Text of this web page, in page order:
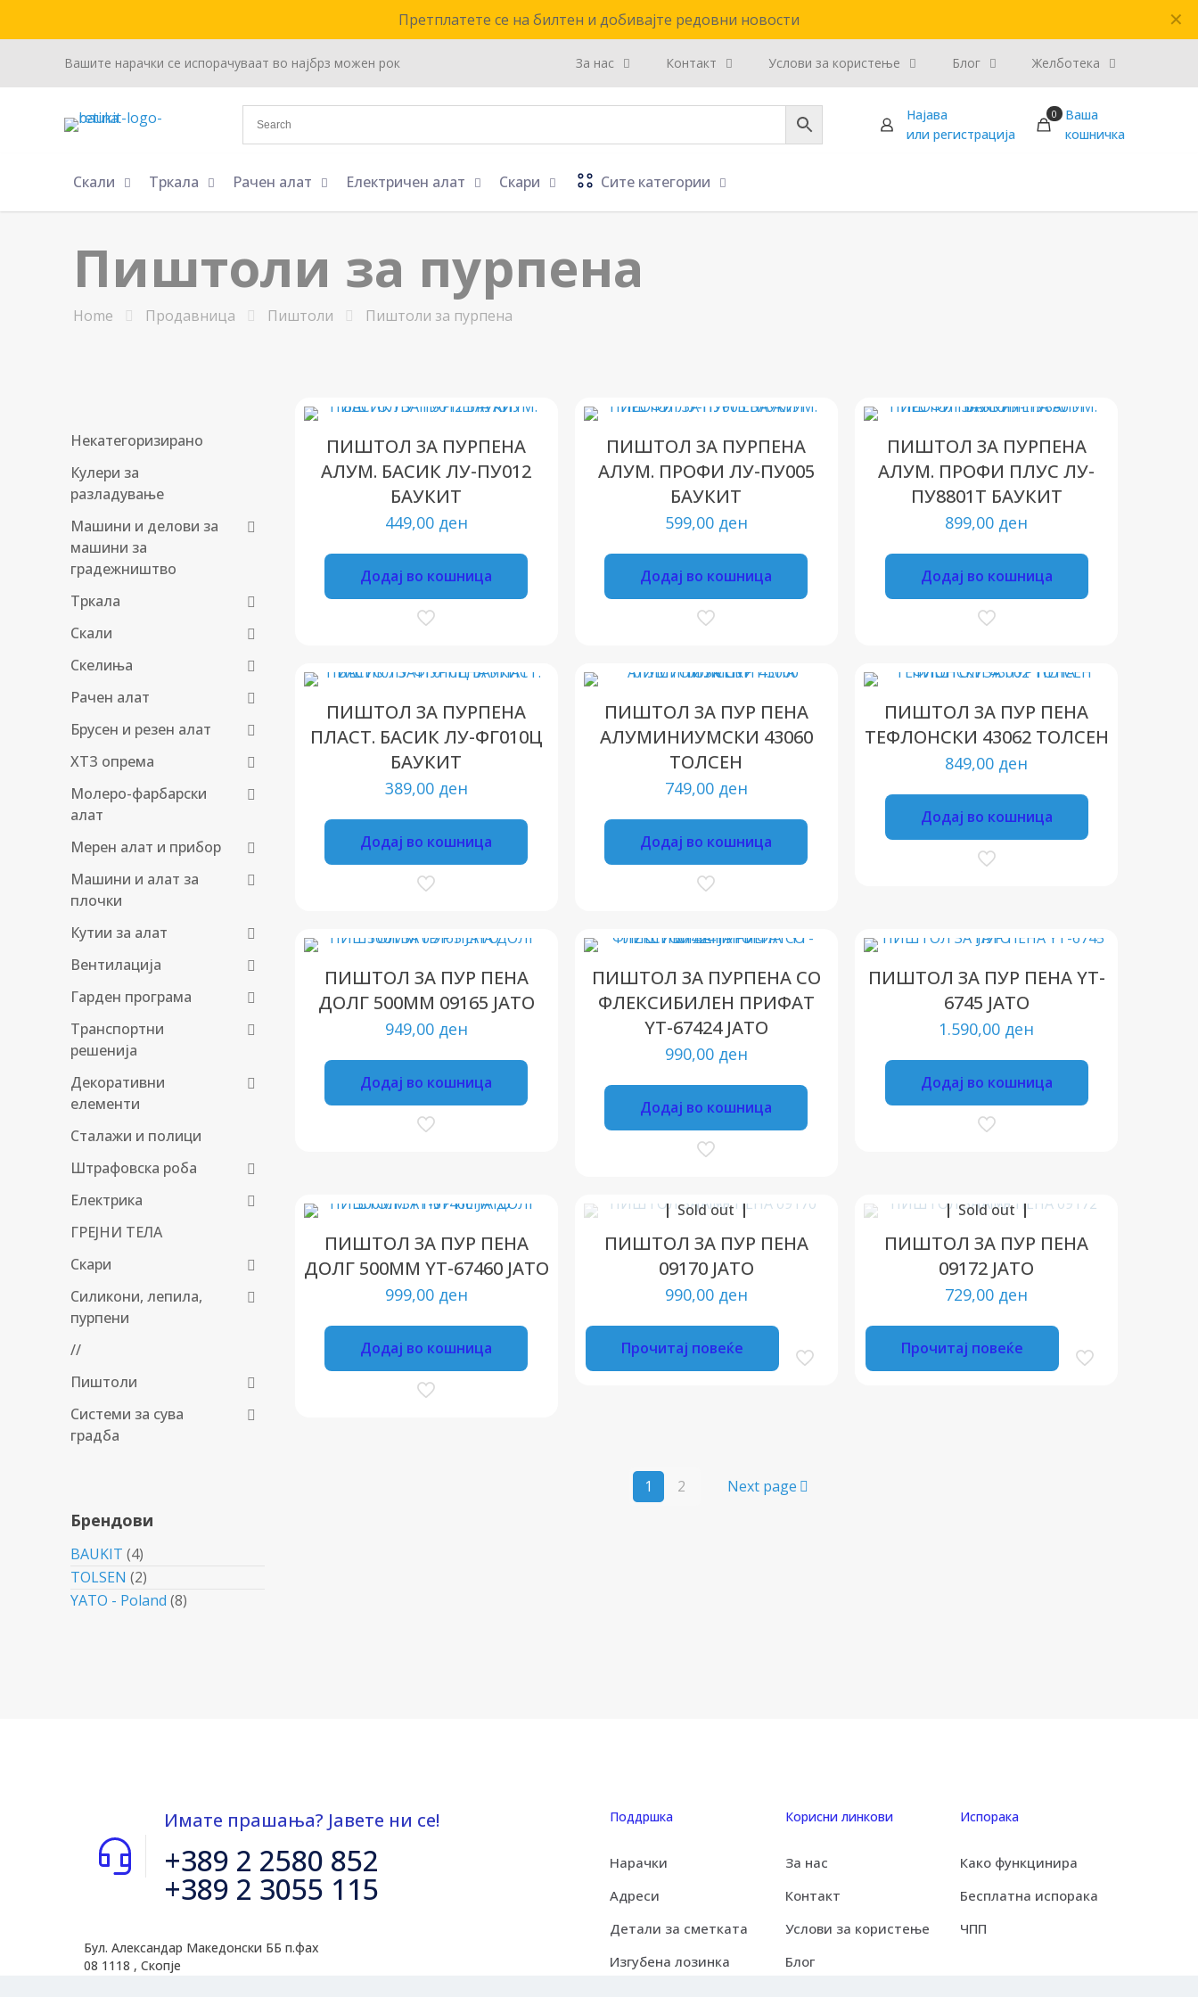
Претплатете се на билтен и добивајте редовни новости ✕
Вашите нарачки се испорачуваат во најбрз можен рок За нас Контакт Услови за користење Блог Желботека
Најава
или регистрација
0
Ваша
кошничка
Скали Тркала Рачен алат Електричен алат Скари Сите категории
Пиштоли за пурпена
Home Продавница Пиштоли Пиштоли за пурпена
Некатегоризирано
Кулери за
разладување
Машини и делови за
машини за
градежништво
Тркала
Скали
Скелиња
Рачен алат
Брусен и резен алат
ХТЗ опрема
Молеро-фарбарски
алат
Мерен алат и прибор
Машини и алат за
плочки
Кутии за алат
Вентилација
Гарден програма
Транспортни
решенија
Декоративни
елементи
Сталажи и полици
Штрафовска роба
Електрика
ГРЕЈНИ ТЕЛА
Скари
Силикони, лепила,
пурпени
//
Пиштоли
Системи за сува
градба
Брендови
BAUKIT (4)
TOLSEN (2)
YATO - Poland (8)
ПИШТОЛ ЗА ПУРПЕНА
АЛУМ. БАСИК ЛУ-ПУ012
БАУКИТ
449,00 ден
Додај во кошница
ПИШТОЛ ЗА ПУРПЕНА
АЛУМ. ПРОФИ ЛУ-ПУ005
БАУКИТ
599,00 ден
Додај во кошница
ПИШТОЛ ЗА ПУРПЕНА
АЛУМ. ПРОФИ ПЛУС ЛУ-
ПУ8801Т БАУКИТ
899,00 ден
Додај во кошница
ПИШТОЛ ЗА ПУРПЕНА
ПЛАСТ. БАСИК ЛУ-ФГ010Ц
БАУКИТ
389,00 ден
Додај во кошница
ПИШТОЛ ЗА ПУР ПЕНА
АЛУМИНИУМСКИ 43060
ТОЛСЕН
749,00 ден
Додај во кошница
ПИШТОЛ ЗА ПУР ПЕНА
ТЕФЛОНСКИ 43062 ТОЛСЕН
849,00 ден
Додај во кошница
ПИШТОЛ ЗА ПУР ПЕНА
ДОЛГ 500ММ 09165 ЈАТО
949,00 ден
Додај во кошница
ПИШТОЛ ЗА ПУРПЕНА СО
ФЛЕКСИБИЛЕН ПРИФАТ
YT-67424 ЈАТО
990,00 ден
Додај во кошница
ПИШТОЛ ЗА ПУР ПЕНА YT-
6745 ЈАТО
1.590,00 ден
Додај во кошница
ПИШТОЛ ЗА ПУР ПЕНА
ДОЛГ 500MM YT-67460 ЈАТО
999,00 ден
Додај во кошница
Sold out
ПИШТОЛ ЗА ПУР ПЕНА
09170 ЈАТО
990,00 ден
Прочитај повеќе
Sold out
ПИШТОЛ ЗА ПУР ПЕНА
09172 ЈАТО
729,00 ден
Прочитај повеќе
1 2 Next page
Имате прашања? Јавете ни се!
+389 2 2580 852
+389 2 3055 115
Бул. Александар Македонски ББ п.фах
08 1118 , Скопје
Поддршка
Нарачки
Адреси
Детали за сметката
Изгубена лозинка
Корисни линкови
За нас
Контакт
Услови за користење
Блог
Испорака
Како функцинира
Бесплатна испорака
ЧПП